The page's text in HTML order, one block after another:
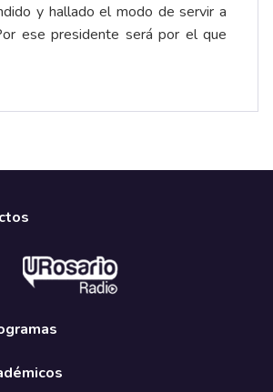
y hallado el modo de servir a
ese presidente será por el que